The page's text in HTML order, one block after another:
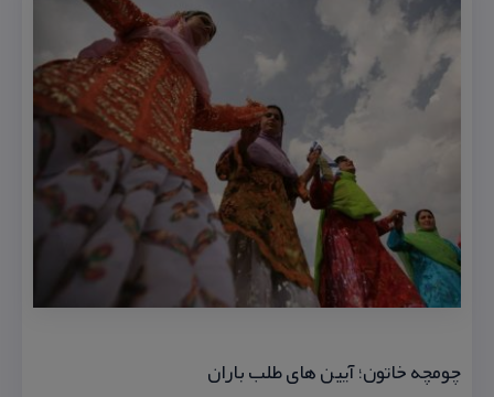
چومچه خاتون؛ آیین های طلب باران